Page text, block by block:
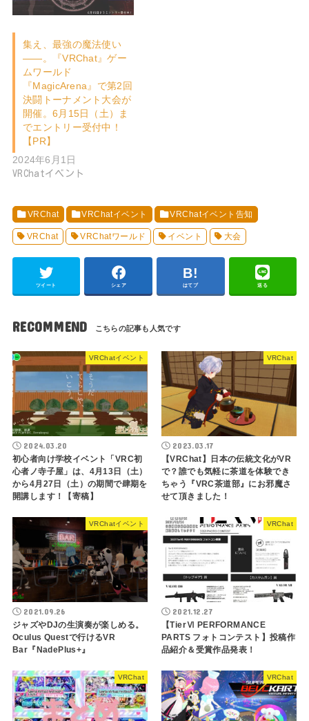
集え、最強の魔法使い
――。『VRChat』ゲー
ムワールド
『MagicArena』で第2回
決闘トーナメント大会が
開催。6月15日（土）ま
でエントリー受付中！
【PR】
2024年6月1日
VRChatイベント
VRChat VRChatイベント VRChatイベント告知
VRChat VRChatワールド イベント 大会
ツイート シェア はてブ 送る
RECOMMEND
VRChatイベント
2024.03.20
初心者向け学校イベント「VRC初
心者ノ寺子屋」は、4月13日（土）
から4月27日（土）の期間で肆期を
開講します！【寄稿】
VRChat
2023.03.17
【VRChat】日本の伝統文化がVR
で？誰でも気軽に茶道を体験でき
ちゃう『VRC茶道部』にお邪魔さ
せて頂きました！
VRChatイベント
2021.09.26
ジャズやDJの生演奏が楽しめる。
Oculus Questで行けるVR
Bar『NadePlus+』
VRChat
2021.12.27
【TierⅥ PERFORMANCE
PARTS フォトコンテスト】投稿作
品紹介＆受賞作品発表！
VRChat VRChat